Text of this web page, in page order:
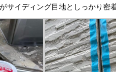
サイディング目地としっかり密